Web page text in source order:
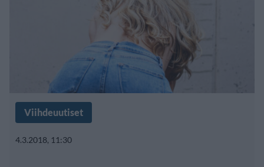
Viihdeuutiset
4.3.2018, 11:30